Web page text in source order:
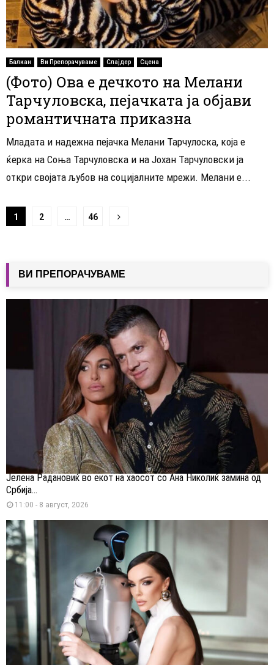
Балкан Ви Препорачуваме Слајдер Сцена
(Фото) Ова е дечкото на Мелани
Тарчуловска, пејачката ја објави
романтичната приказна
Младата и надежна пејачка Мелани Тарчулоска, која е
ќерка на Соња Тарчуловска и на Јохан Тарчуловски ја
откри својата љубов на социјалните мрежи. Мелани e...
Навигација
написи
1 2 … 46
ВИ ПРЕПОРАЧУВАМЕ
Јелена Радановиќ во екот на хаосот со Ана Николиќ замина од
Србија...
11:00 - 8 август, 2026